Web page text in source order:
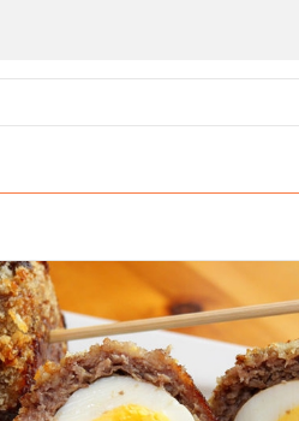
წვნიანები ცომეული